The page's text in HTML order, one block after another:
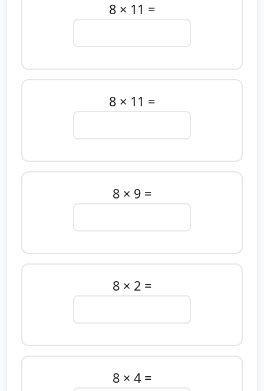
8 × 11 =
8 × 11 =
8 × 9 =
8 × 2 =
8 × 4 =